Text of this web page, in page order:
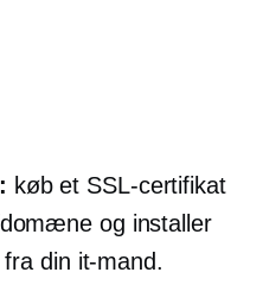
køb et SSL-certifikat
og installer
din it-mand.